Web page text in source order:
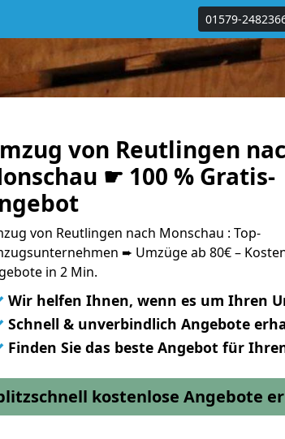
01579-
von Reutlingen
☛ 100 % Gratis-
von Reutlingen nach Monschau : Top-
➨ Umzüge ab 80€ –
in 2 Min.
Wir helfen Ihnen, wenn es um Ihren
Schnell & unverbindlich Angebote
Finden Sie das beste Angebot für
kostenlose Angebote